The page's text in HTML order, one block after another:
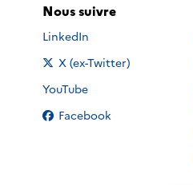
Nous suivre
Nous suivre sur
LinkedIn
Nous suivre sur
X (ex-Twitter)
Nous suivre sur
YouTube
Nous suivre sur
Facebook